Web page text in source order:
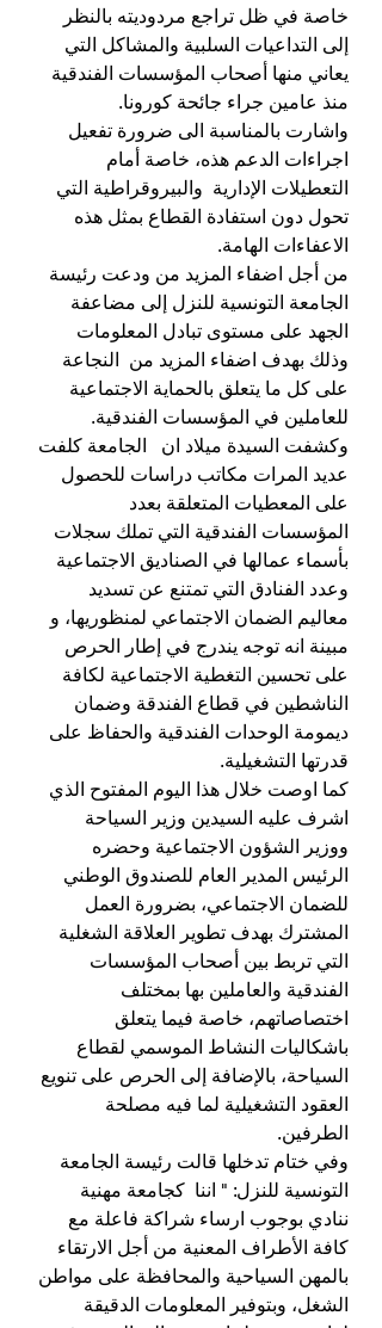
خاصة في ظل تراجع مردوديته بالنظر
إلى التداعيات السلبية والمشاكل التي
يعاني منها أصحاب المؤسسات الفندقية
منذ عامين جراء جائحة كورونا.
واشارت بالمناسبة الى ضرورة تفعيل
اجراءات الدعم هذه، خاصة أمام
التعطيلات الإدارية  والبيروقراطية التي
تحول دون استفادة القطاع بمثل هذه
الاعفاءات الهامة.
من أجل اضفاء المزيد من ودعت رئيسة
الجامعة التونسية للنزل إلى مضاعفة
الجهد على مستوى تبادل المعلومات
وذلك بهدف اضفاء المزيد من  النجاعة
على كل ما يتعلق بالحماية الاجتماعية
للعاملين في المؤسسات الفندقية.
وكشفت السيدة ميلاد ان   الجامعة كلفت
عديد المرات مكاتب دراسات للحصول
على المعطيات المتعلقة بعدد
المؤسسات الفندقية التي تملك سجلات
بأسماء عمالها في الصناديق الاجتماعية
وعدد الفنادق التي تمتنع عن تسديد
معاليم الضمان الاجتماعي لمنظوريها، و
مبينة انه توجه يندرج في إطار الحرص
على تحسين التغطية الاجتماعية لكافة
الناشطين في قطاع الفندقة وضمان
ديمومة الوحدات الفندقية والحفاظ على
قدرتها التشغيلية.
كما اوصت خلال هذا اليوم المفتوح الذي
اشرف عليه السيدين وزير السياحة
ووزير الشؤون الاجتماعية وحضره
الرئيس المدير العام للصندوق الوطني
للضمان الاجتماعي، بضرورة العمل
المشترك بهدف تطوير العلاقة الشغلية
التي تربط بين أصحاب المؤسسات
الفندقية والعاملين بها بمختلف
اختصاصاتهم، خاصة فيما يتعلق
باشكاليات النشاط الموسمي لقطاع
السياحة، بالإضافة إلى الحرص على تنويع
العقود التشغيلية لما فيه مصلحة
الطرفين.
وفي ختام تدخلها قالت رئيسة الجامعة
التونسية للنزل: " اننا  كجامعة مهنية
ننادي بوجوب ارساء شراكة فاعلة مع
كافة الأطراف المعنية من أجل الارتقاء
بالمهن السياحية والمحافظة على مواطن
الشغل، وبتوفير المعلومات الدقيقة